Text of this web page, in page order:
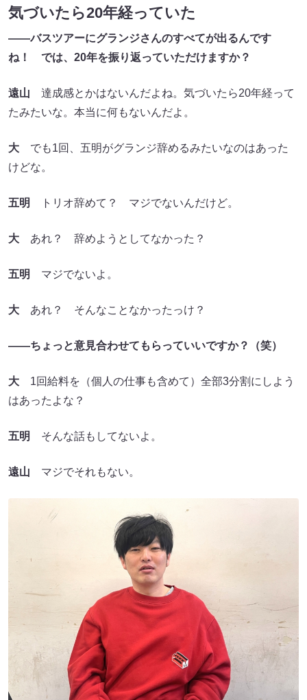
気づいたら20年経っていた
――バスツアーにグランジさんのすべてが出るんです
ね！
では、20年を振り返っていただけますか？
遠山 達成感とかはないんだよね。気づいたら20年経って
たみたいな。本当に何もないんだよ。
大 でも1回、五明がグランジ辞めるみたいなのはあった
けどな。
五明 トリオ辞めて？ マジでないんだけど。
大 あれ？ 辞めようとしてなかった？
五明 マジでないよ。
大 あれ？ そんなことなかったっけ？
――ちょっと意見合わせてもらっていいですか？ （笑）
大 1回給料を（個人の仕事も含めて）全部3分割にしよう
はあったよな？
五明 そんな話もしてないよ。
遠山 マジでそれもない。